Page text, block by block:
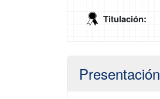
Titulación:
Presentación